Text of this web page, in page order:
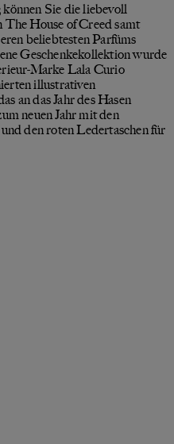
Sie die liebevoll
House of Creed samt
beliebtesten Parfüms
Geschenkekollektion wurde
Marke Lala Curio
illustrativen
an das Jahr des Hasen
neuen Jahr mit den
den roten Ledertaschen für